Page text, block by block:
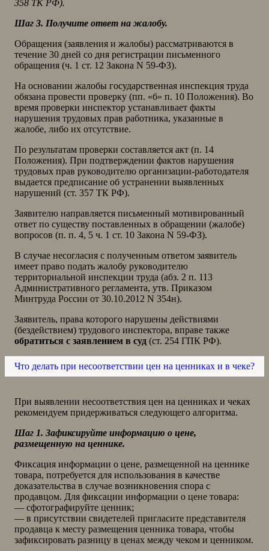
358 ТК РФ).
Шаг 3. Получите ответ на жалобу.
Обращения (заявления и жалобы) рассматриваются в
течение 30 дней со дня регистрации письменного
обращения (ч. 1 ст. 12 Закона N 59-ФЗ).
На основании жалобы государственная инспекция труда
обязана провести проверку (пп. «б» п. 10 Положения). Во
время проверки инспектор устанавливает факты
нарушения трудовых прав работника, указанные в
жалобе, либо их отсутствие.
По результатам проверки составляется акт (п. 14
Положения). При подтверждении фактов нарушения
трудовых прав руководителю организации-работодателя
выдается предписание об устранении выявленных
нарушений (ст. 357 ТК РФ).
Заявителю направляется письменный мотивированный
ответ по существу поставленных в обращении (жалобе)
вопросов (п. п. 4, 5 ч. 1 ст. 10 Закона N 59-ФЗ).
В случае несогласия с полученным ответом заявитель
имеет право подать жалобу руководителю
территориальной инспекции труда (абз. 2 п. 113
Административного регламента, утв. Приказом
Минтруда России от 30.10.2012 N 354н).
Заявитель, права которого нарушены действиями
(бездействием) трудового инспектора, вправе также
обратиться с заявлением в суд (ст. 254 ГПК РФ).
Что делать при несоответствии цен на ценниках и в чеке?
При выявлении несоответствия цен на ценниках и чеках
рекомендуем придерживаться следующего алгоритма.
Шаг 1. Зафиксируйте информацию о цене,
размещенную на ценнике.
Фиксация информации о цене, размещенной на ценнике
товара, потребуется для использования в качестве
доказательства в случае возникновения спора с
продавцом. Для фиксации информации о цене товара:
— сфотографируйте ценник;
— в присутствии свидетелей пригласите представителя
продавца к месту размещения ценника товара, чтобы
зафиксировать разницу в ценах между чеком и ценником.